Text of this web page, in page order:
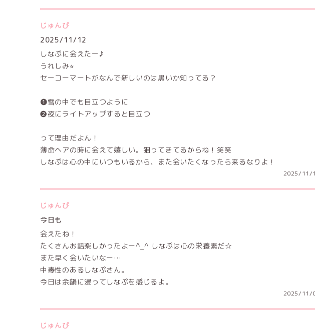
じゅんぴ
2025/11/12
しなぷに会えたー♪
うれしみ⭐︎
セーコーマートがなんで新しいのは黒いか知ってる？
❶雪の中でも目立つように
❷夜にライトアップすると目立つ
って理由だよん！
薄命ヘアの時に会えて嬉しい。狙ってきてるからね！笑笑
しなぷは心の中にいつもいるから、また会いたくなったら来るなりよ！
2025/11/
じゅんぴ
今日も
会えたね！
たくさんお話楽しかったよー^_^ しなぷは心の栄養素だ☆
また早く会いたいなー…
中毒性のあるしなぷさん。
今日は余韻に浸ってしなぷを感じるよ。
2025/11/
じゅんぴ